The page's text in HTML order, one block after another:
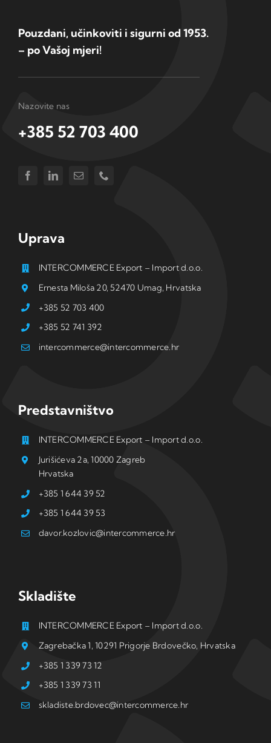
Pouzdani, učinkoviti i sigurni od 1953.
– po Vašoj mjeri!
Nazovite nas
+385 52 703 400
Uprava
INTERCOMMERCE Export – Import d.o.o.
Ernesta Miloša 20, 52470 Umag, Hrvatska
+385 52 703 400
+385 52 741 392
intercommerce@intercommerce.hr
Predstavništvo
INTERCOMMERCE Export – Import d.o.o.
Jurišićeva 2a, 10000 Zagreb
Hrvatska
+385 1 644 39 52
+385 1 644 39 53
davor.kozlovic@intercommerce.hr
Skladište
INTERCOMMERCE Export – Import d.o.o.
Zagrebačka 1, 10291 Prigorje Brdovečko, Hrvatska
+385 1 339 73 12
+385 1 339 73 11
skladiste.brdovec@intercommerce.hr